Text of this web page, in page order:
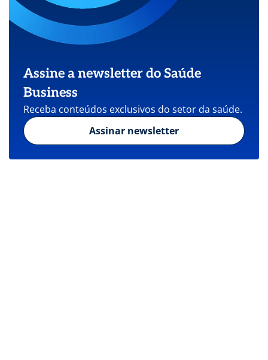
Assine a newsletter do Saúde
Business
Receba conteúdos exclusivos do setor da saúde.
Assinar newsletter